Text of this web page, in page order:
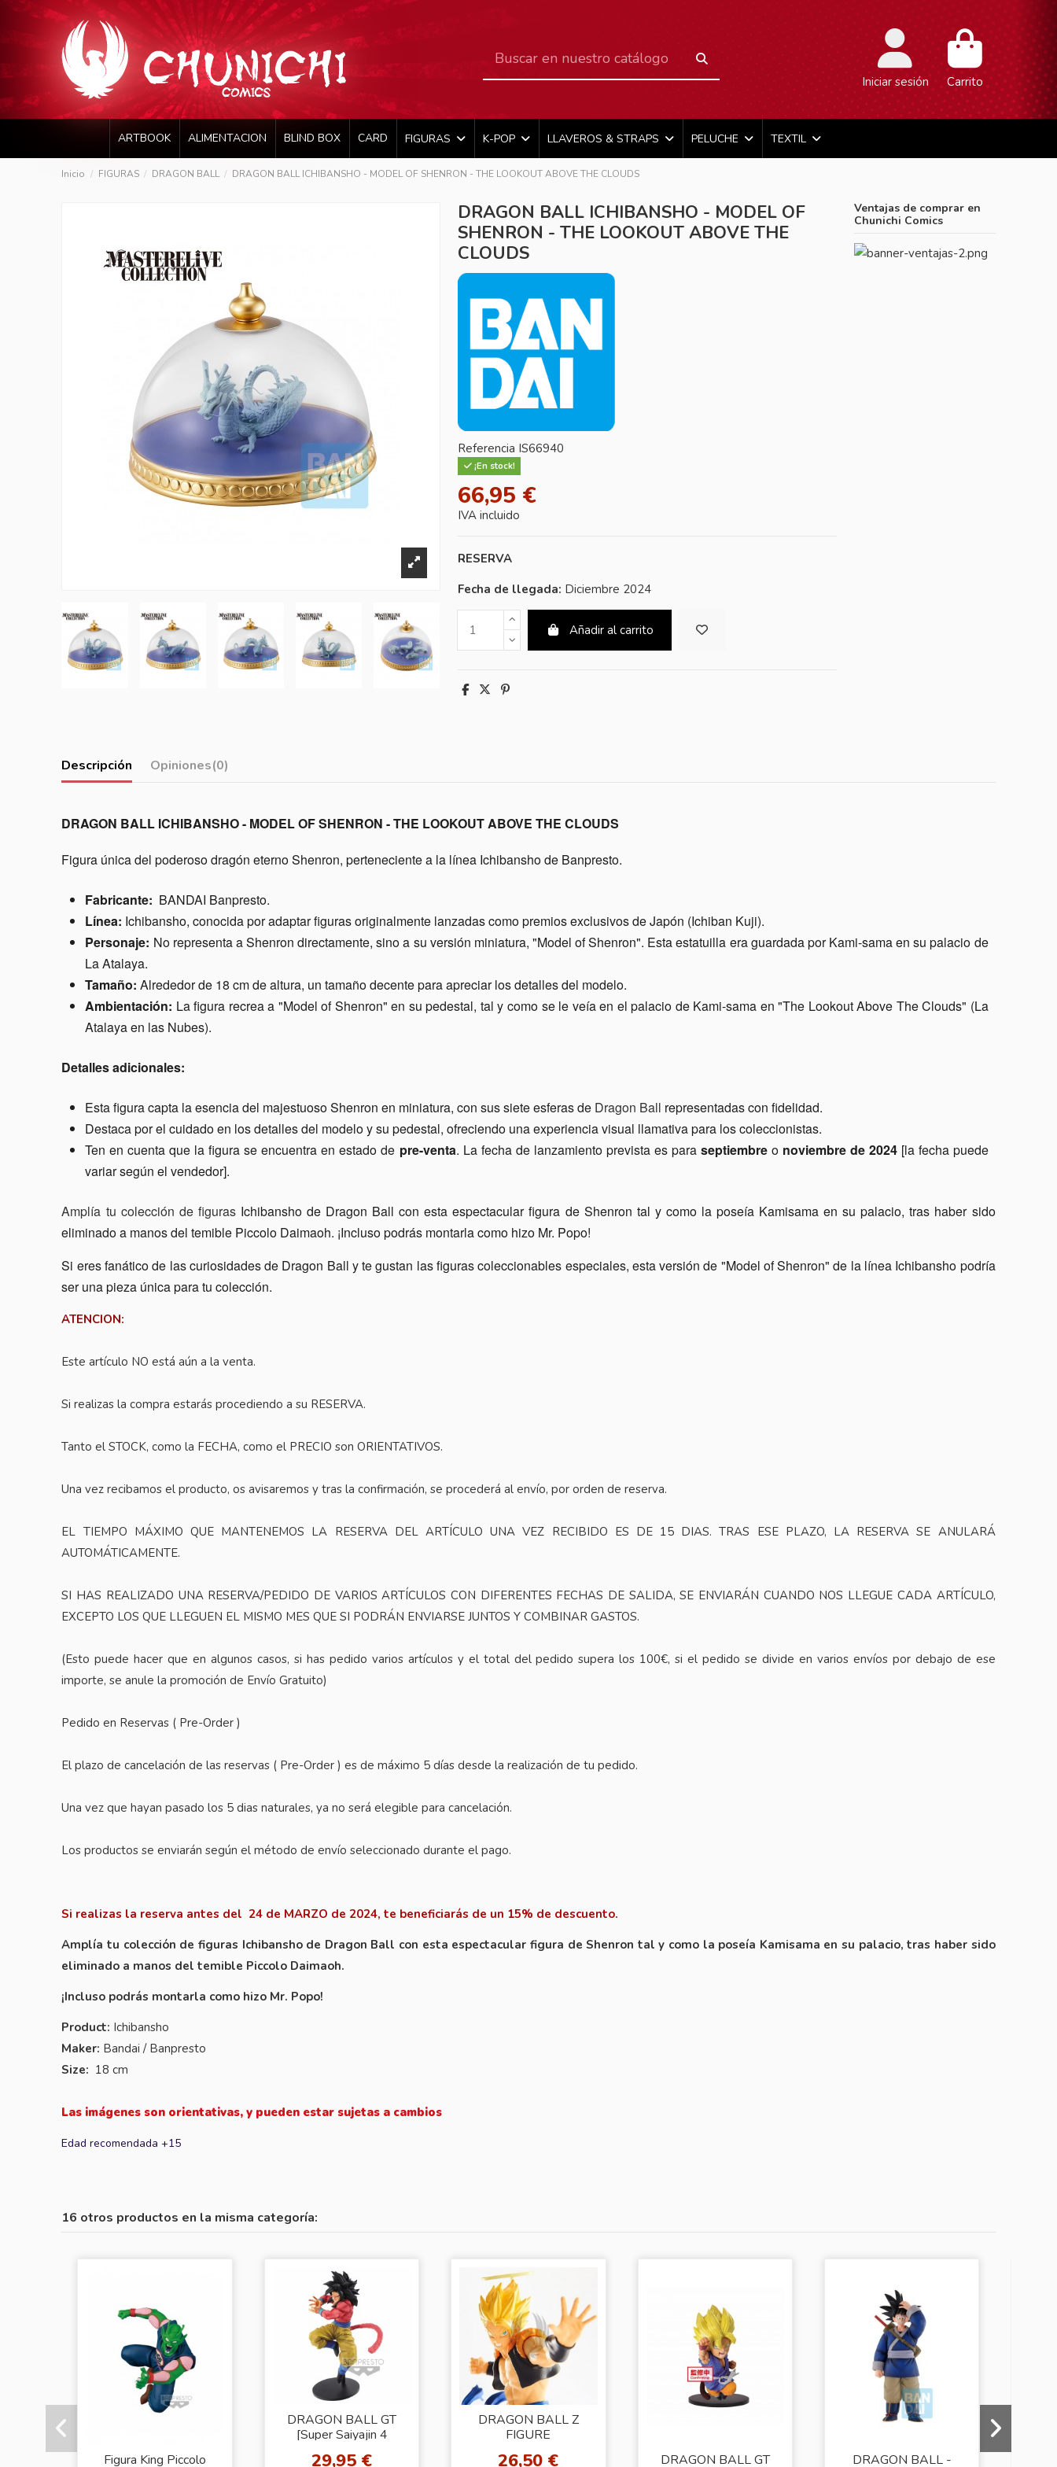
Iniciar sesión Carrito
ARTBOOK ALIMENTACION BLIND BOX CARD FIGURAS K-POP LLAVEROS & STRAPS PELUCHE TEXTIL
Inicio FIGURAS DRAGON BALL DRAGON BALL ICHIBANSHO - MODEL OF SHENRON - THE LOOKOUT ABOVE THE CLOUDS
DRAGON BALL ICHIBANSHO - MODEL OF
SHENRON - THE LOOKOUT ABOVE THE
CLOUDS
Referencia IS66940
¡En stock!
66,95 €
IVA incluido
RESERVA
Fecha de llegada: Diciembre 2024
Añadir al carrito
Ventajas de comprar en
Chunichi Comics
Descripción Opiniones(0)
DRAGON BALL ICHIBANSHO - MODEL OF SHENRON - THE LOOKOUT ABOVE THE CLOUDS
Figura única del poderoso dragón eterno Shenron, perteneciente a la línea Ichibansho de Banpresto.
Fabricante: BANDAI Banpresto.
Línea: Ichibansho, conocida por adaptar figuras originalmente lanzadas como premios exclusivos de Japón (Ichiban Kuji).
Personaje: No representa a Shenron directamente, sino a su versión miniatura, "Model of Shenron". Esta estatuilla era guardada por Kami-sama en su palacio de
La Atalaya.
Tamaño: Alrededor de 18 cm de altura, un tamaño decente para apreciar los detalles del modelo.
Ambientación: La figura recrea a "Model of Shenron" en su pedestal, tal y como se le veía en el palacio de Kami-sama en "The Lookout Above The Clouds" (La
Atalaya en las Nubes).
Detalles adicionales:
Esta figura capta la esencia del majestuoso Shenron en miniatura, con sus siete esferas de Dragon Ball representadas con fidelidad.
Destaca por el cuidado en los detalles del modelo y su pedestal, ofreciendo una experiencia visual llamativa para los coleccionistas.
Ten en cuenta que la figura se encuentra en estado de pre-venta. La fecha de lanzamiento prevista es para septiembreo noviembre de 2024[la fecha puede
variar según el vendedor].
Amplía tu colección de figurasIchibansho de Dragon Ball con esta espectacular figura de Shenron tal y como la poseía Kamisama en su palacio, tras haber sido
eliminado a manos del temible Piccolo Daimaoh. ¡Incluso podrás montarla como hizo Mr. Popo!
Si eres fanático de las curiosidades de Dragon Ball y te gustan las figuras coleccionables especiales, esta versión de "Model of Shenron" de la línea Ichibansho podría
ser una pieza única para tu colección.
ATENCION:
Este artículo NO está aún a la venta.
Si realizas la compra estarás procediendo a su RESERVA.
Tanto el STOCK, como la FECHA, como el PRECIO son ORIENTATIVOS.
Una vez recibamos el producto, os avisaremos y tras la confirmación, se procederá al envío, por orden de reserva.
EL TIEMPO MÁXIMO QUE MANTENEMOS LA RESERVA DEL ARTÍCULO UNA VEZ RECIBIDO ES DE 15 DIAS. TRAS ESE PLAZO, LA RESERVA SE ANULARÁ
AUTOMÁTICAMENTE.
SI HAS REALIZADO UNA RESERVA/PEDIDO DE VARIOS ARTÍCULOS CON DIFERENTES FECHAS DE SALIDA, SE ENVIARÁN CUANDO NOS LLEGUE CADA ARTÍCULO,
EXCEPTO LOS QUE LLEGUEN EL MISMO MES QUE SI PODRÁN ENVIARSE JUNTOS Y COMBINAR GASTOS.
(Esto puede hacer que en algunos casos, si has pedido varios artículos y el total del pedido supera los 100€, si el pedido se divide en varios envíos por debajo de ese
importe, se anule la promoción de Envío Gratuito)
Pedido en Reservas ( Pre-Order )
El plazo de cancelación de las reservas ( Pre-Order ) es de máximo 5 días desde la realización de tu pedido.
Una vez que hayan pasado los 5 dias naturales, ya no será elegible para cancelación.
Los productos se enviarán según el método de envío seleccionado durante el pago.
Si realizas la reserva antes del 24 de MARZO de 2024, te beneficiarás de un 15% de descuento.
Amplía tu colección de figuras Ichibansho de Dragon Ball con esta espectacular figura de Shenron tal y como la poseía Kamisama en su palacio, tras haber sido
eliminado a manos del temible Piccolo Daimaoh.
¡Incluso podrás montarla como hizo Mr. Popo!
Product: Ichibansho
Maker: Bandai / Banpresto
Size: 18 cm
Las imágenes son orientativas, y pueden estar sujetas a cambios
Edad recomendada +15
16 otros productos en la misma categoría:
Figura King Piccolo
DRAGON BALL GT
[Super Saiyajin 4
29,95 €
DRAGON BALL Z
FIGURE
26,50 €
DRAGON BALL GT
DRAGON BALL -